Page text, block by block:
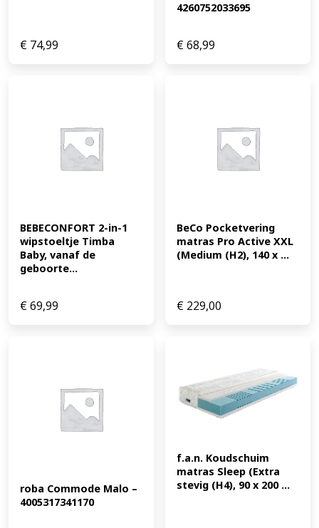
€ 74,99
4260752033695
€68,99
BEBECONFORT 2-in-1
wipstoeltje Timba
Baby, vanaf de
geboorte...
€69,99
BeCo Pocketvering
matras Pro Active XXL
(Medium (H2), 140 x ...
€ 229,00
roba Commode Malo –
4005317341170
f.a.n. Koudschuim
matras Sleep (Extra
stevig (H4), 90 x 200 ...